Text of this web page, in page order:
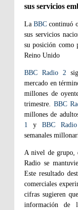
sus servicios
LaBBC continuó
sus servicios
su posición como
Reino Unido
BBC Radio 2
mercado en
millones de
trimestre. BBC
millones de
1
y BBC
semanales
A nivel de grupo,
Radio se
Este resultado
comerciales
cifras sugieren
información de